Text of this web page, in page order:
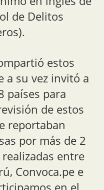
de Delitos
estos
a su vez invitó a
países para
de estos
reportaban
por más de 2
entre
Convoca.pe e